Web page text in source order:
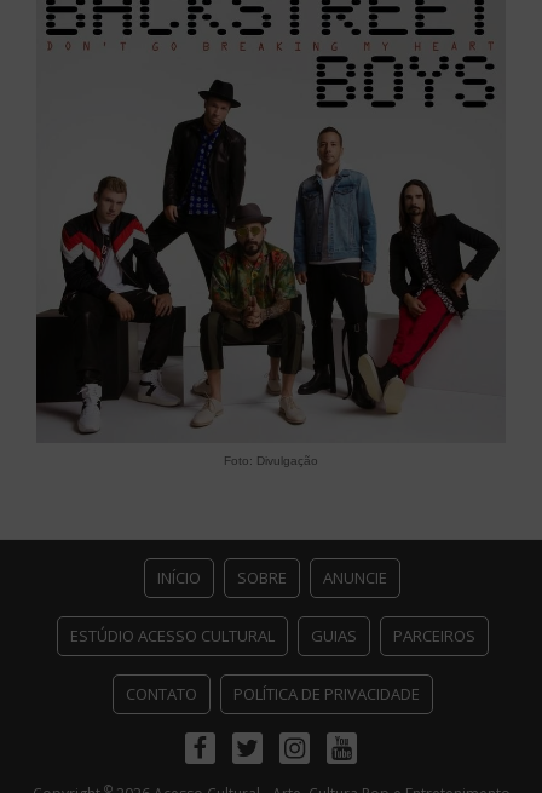
Foto: Divulgação
INÍCIO SOBRE ANUNCIE
ESTÚDIO ACESSO CULTURAL GUIAS PARCEIROS
CONTATO POLÍTICA DE PRIVACIDADE
FacebookTwitterInstagramYoutube
©